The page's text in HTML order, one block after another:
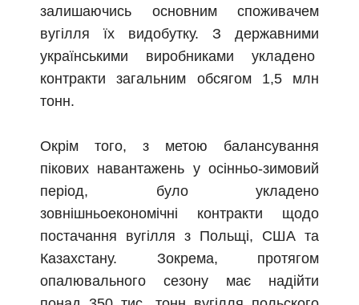
залишаючись основним споживачем
вугілля їх видобутку. З державними
українськими виробниками укладено
контракти загальним обсягом 1,5 млн
тонн.
Окрім того, з метою балансування
пікових навантажень у осінньо-зимовий
період, було укладено
зовнішньоекономічні контракти щодо
постачання вугілля з Польщі, США та
Казахстану. Зокрема, протягом
опалювального сезону має надійти